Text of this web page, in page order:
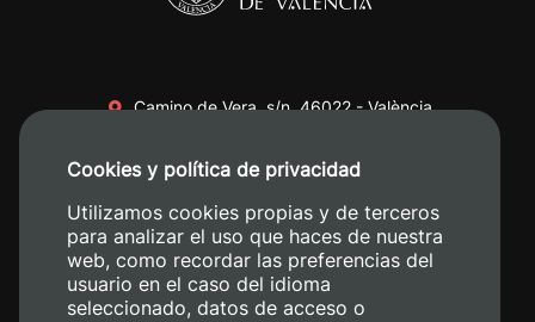
Camino de Vera, s/n. 46022 - València
+34 620 04 00 50
Cookies y política de privacidad
Utilizamos cookies propias y de terceros
para analizar el uso que haces de nuestra
web, como recordar las preferencias del
usuario en el caso del idioma
seleccionado, datos de acceso o